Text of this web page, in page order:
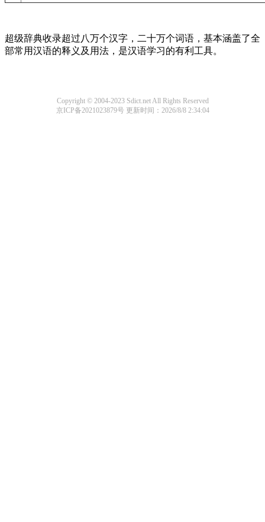
超级辞典收录超过八万个汉字，二十万个词语，基本涵盖了全
部常用汉语的释义及用法，是汉语学习的有利工具。
Copyright © 2004-2023 Sdict.net All Rights Reserved
京ICP备2021023879号更新时间：2026/8/8 2:34:04